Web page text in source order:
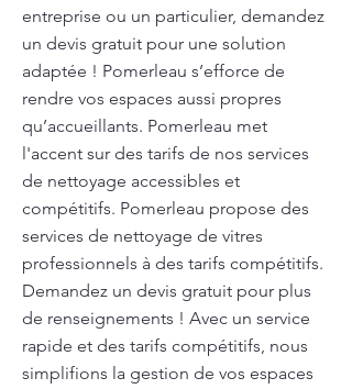
entreprise ou un particulier, demandez
un devis gratuit pour une solution
adaptée ! Pomerleau s’efforce de
rendre vos espaces aussi propres
qu’accueillants. Pomerleau met
l'accent sur des tarifs de nos services
de nettoyage accessibles et
compétitifs. Pomerleau propose des
services de nettoyage de vitres
professionnels à des tarifs compétitifs.
Demandez un devis gratuit pour plus
de renseignements ! Avec un service
rapide et des tarifs compétitifs, nous
simplifions la gestion de vos espaces